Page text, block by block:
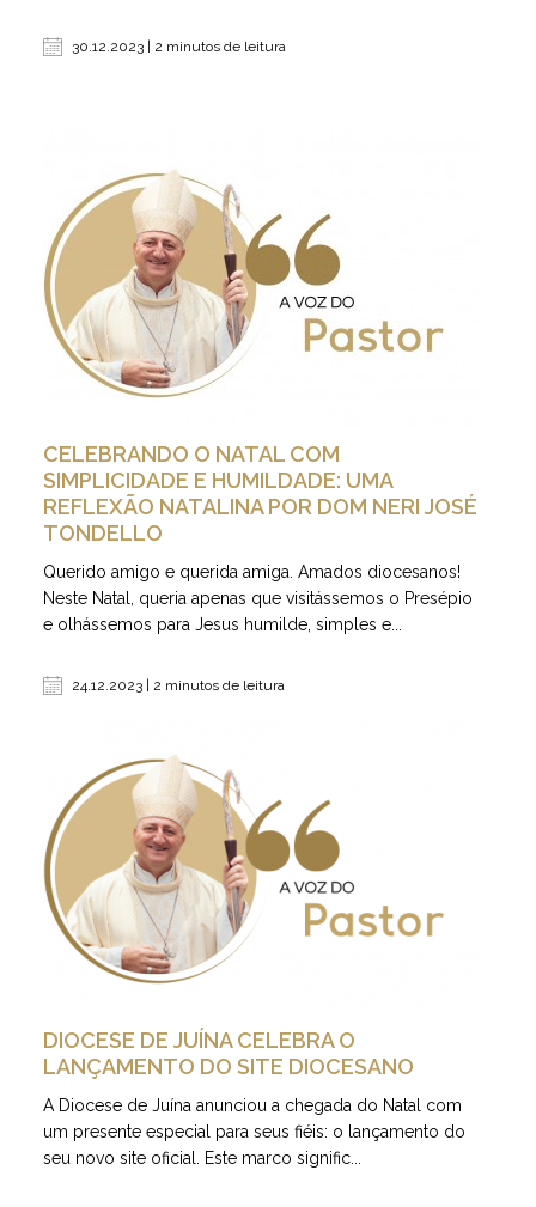
30.12.2023 | 2 minutos de leitura
CELEBRANDO O NATAL COM
SIMPLICIDADE E HUMILDADE: UMA
REFLEXÃO NATALINA POR DOM NERI JOSÉ
TONDELLO
Querido amigo e querida amiga. Amados diocesanos!
Neste Natal, queria apenas que visitássemos o Presépio
e olhássemos para Jesus humilde, simples e...
24.12.2023 | 2 minutos de leitura
DIOCESE DE JUÍNA CELEBRA O
LANÇAMENTO DO SITE DIOCESANO
A Diocese de Juína anunciou a chegada do Natal com
um presente especial para seus fiéis: o lançamento do
seu novo site oficial. Este marco signific...